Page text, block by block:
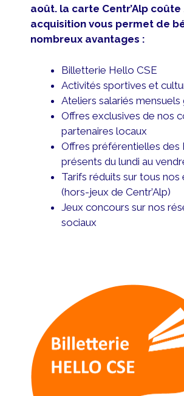
août. la carte Centr’Alp
acquisition vous permet de
nombreux avantages :
Billetterie Hello CSE
Activités sportives et
Ateliers salariés mensuels
Offres exclusives de nos
partenaires locaux
Offres préférentielles des
présents du lundi au
Tarifs réduits sur tous
(hors-jeux de Centr’Alp)
Jeux concours sur nos
sociaux